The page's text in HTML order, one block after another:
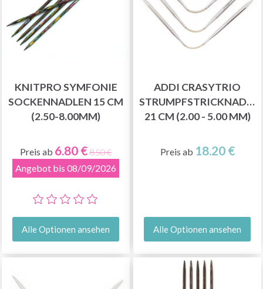
KNITPRO SYMFONIE
SOCKENNADLEN 15 CM
(2.50-8.00MM)
Preis ab 6.80 €8.50 €
Angebot bis 08/09/2026
Alle Optionen ansehen
ADDI CRASYTRIO
21 CM (2.00 - 5.00 MM)
Preis ab 18.20 €
Alle Optionen ansehen